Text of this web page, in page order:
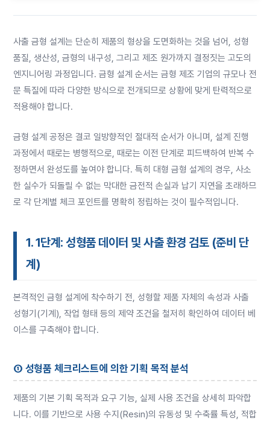
사출 금형 설계는 단순히 제품의 형상을 도면화하는 것을 넘어, 성형
품질, 생산성, 금형의 내구성, 그리고 제조 원가까지 결정짓는 고도의
엔지니어링 과정입니다. 금형 설계 순서는 금형 제조 기업의 규모나 전
문 특질에 따라 다양한 방식으로 전개되므로 상황에 맞게 탄력적으로
적용해야 합니다.
금형 설계 공정은 결코 일방향적인 절대적 순서가 아니며, 설계 진행
과정에서 때로는 병행적으로, 때로는 이전 단계로 피드백하여 반복 수
정하면서 완성도를 높여야 합니다. 특히 대형 금형 설계의 경우, 사소
한 실수가 되돌릴 수 없는 막대한 금전적 손실과 납기 지연을 초래하므
로 각 단계별 체크 포인트를 명확히 정립하는 것이 필수적입니다.
1. 1단계: 성형품 데이터 및 사출 환경 검토 (준비 단
계)
본격적인 금형 설계에 착수하기 전, 성형할 제품 자체의 속성과 사출
성형기(기계), 작업 형태 등의 제약 조건을 철저히 확인하여 데이터 베
이스를 구축해야 합니다.
① 성형품 체크리스트에 의한 기획 목적 분석
제품의 기본 기획 목적과 요구 기능, 실제 사용 조건을 상세히 파악합
니다. 이를 기반으로 사용 수지(Resin)의 유동성 및 수축률 특성, 적합